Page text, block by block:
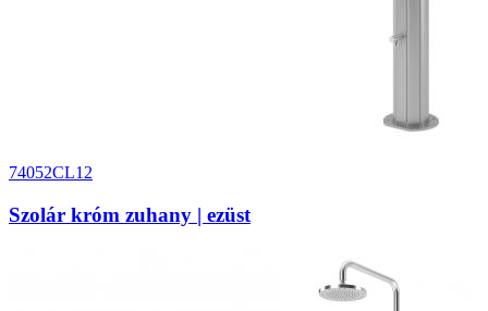
74052CL12
Szolár króm zuhany | ezüst